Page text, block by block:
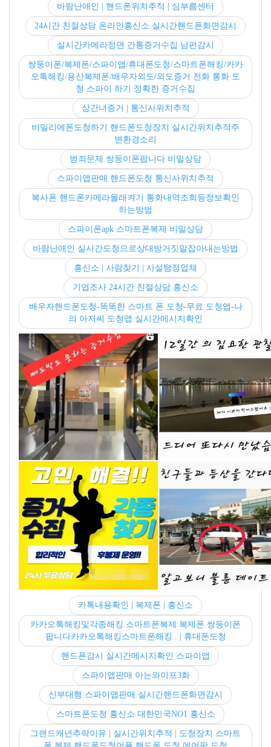
바람난애인 | 핸드폰위치추적 | 심부름센터
24시간 친절상담 온라인흥신소 실시간핸드폰화면감시
실시간카메라정면 간통증거수집 남편감시
쌍둥이폰/복제폰/스파이앱/휴대폰도청/스마트폰해킹/카카
오톡해킹/용산복제폰/배우자외도/외도증거 전화 통화 도
청 스파이 하기 정확한 증거수집
상간녀증거 | 통신사위치추적
비밀리에폰도청하기 핸드폰도청장치 실시간위치추적주
변환경소리
범죄문제 쌍둥이폰팝니다 비밀상담
스파이앱판매 핸드폰도청 통신사위치추적
복사폰 핸드폰카메라몰래켜기 통화내역조회등정보확인
하는방법
스파이폰apk 스마트폰복제 비밀상담
바람난애인 실시간도청으로상대방거짓말잡아내는방법
흥신소 | 사람찾기 | 사설탐정업체
기업조사 24시간 친절상담 흥신소
배우자핸드폰도청-똑똑한 스마트 폰 도청-무료 도청앱-나
의 아저씨 도청앱 실시간메시지확인
카톡내용확인 | 복제폰 | 흥신소
카카오톡해킹및각종해킹.스마트폰복제.복제폰.쌍둥이폰
팝니다카카오톡해킹스마트폰해킹.. | 휴대폰도청
핸드폰감시 실시간메시지확인 스파이앱
스파이앱판매 아는와이프3화
신부대행 스파이앱판매 실시간핸드폰화면감시
스마트폰도청 흥신소 대한민국NO1 흥신소
그랜드캐년추락이유 | 실시간위치추적 | 도청장치 스마트